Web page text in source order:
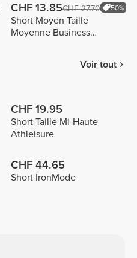
CHF 13.85CHF 27.70 50%
Short Moyen Taille
Moyenne Business
Voir tout
CHF 19.95
Short Taille Mi-Haute
Athleisure
CHF 44.65
Short IronMode